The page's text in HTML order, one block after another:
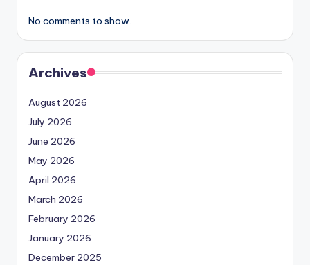
No comments to show.
Archives
August 2026
July 2026
June 2026
May 2026
April 2026
March 2026
February 2026
January 2026
December 2025